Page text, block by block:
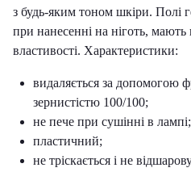
з будь-яким тоном шкіри. Полі
при нанесенні на ніготь, мають
властивості. Характеристики:
видаляється за допомогою
зернистістю 100/100;
не пече при сушінні в лампі;
пластичний;
не тріскається і не